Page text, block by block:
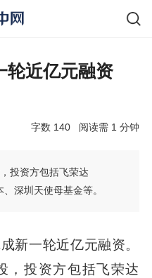
轮近亿元融资
分钟
1
阅读需
140
字数
投资方包括飞荣达
深圳天使母基金等。
新一轮近亿元融资。
，投资方包括飞荣达